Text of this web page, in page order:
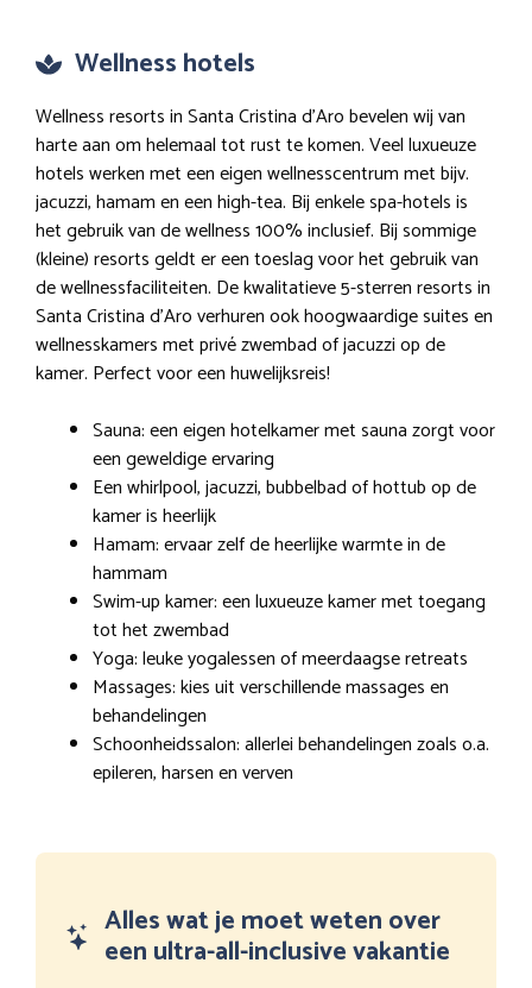
Wellness hotels
Wellness resorts in Santa Cristina d’Aro bevelen wij van
harte aan om helemaal tot rust te komen. Veel luxueuze
hotels werken met een eigen wellnesscentrum met bijv.
jacuzzi, hamam en een high-tea. Bij enkele spa-hotels is
het gebruik van de wellness 100% inclusief. Bij sommige
(kleine) resorts geldt er een toeslag voor het gebruik van
de wellnessfaciliteiten. De kwalitatieve 5-sterren resorts in
Santa Cristina d’Aro verhuren ook hoogwaardige suites en
wellnesskamers met privé zwembad of jacuzzi op de
kamer. Perfect voor een huwelijksreis!
Sauna: een eigen hotelkamer met sauna zorgt voor
een geweldige ervaring
Een whirlpool, jacuzzi, bubbelbad of hottub op de
kamer is heerlijk
Hamam: ervaar zelf de heerlijke warmte in de
hammam
Swim-up kamer: een luxueuze kamer met toegang
tot het zwembad
Yoga: leuke yogalessen of meerdaagse retreats
Massages: kies uit verschillende massages en
behandelingen
Schoonheidssalon: allerlei behandelingen zoals o.a.
epileren, harsen en verven
Alles wat je moet weten over
een ultra-all-inclusive vakantie